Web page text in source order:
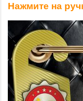
Нажмите на